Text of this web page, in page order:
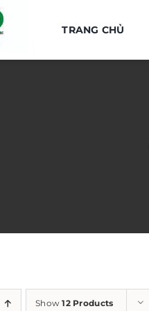
TRANG CHỦ
Show12 Products